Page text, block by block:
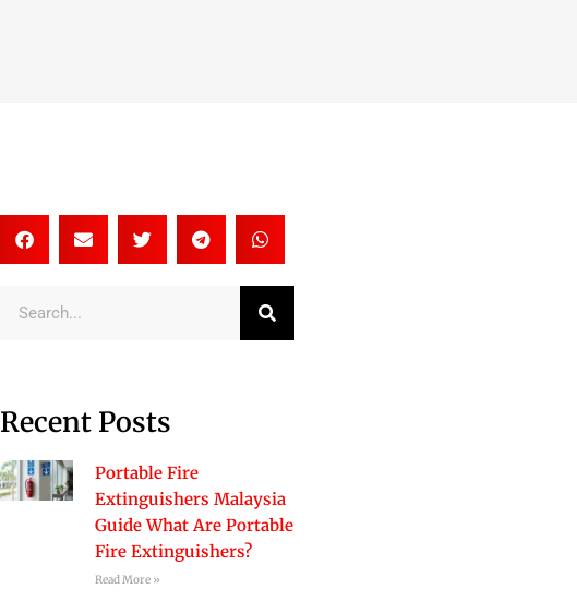
Search
Recent Posts
Portable Fire
Extinguishers Malaysia
Guide What Are Portable
Fire Extinguishers?
Read More »